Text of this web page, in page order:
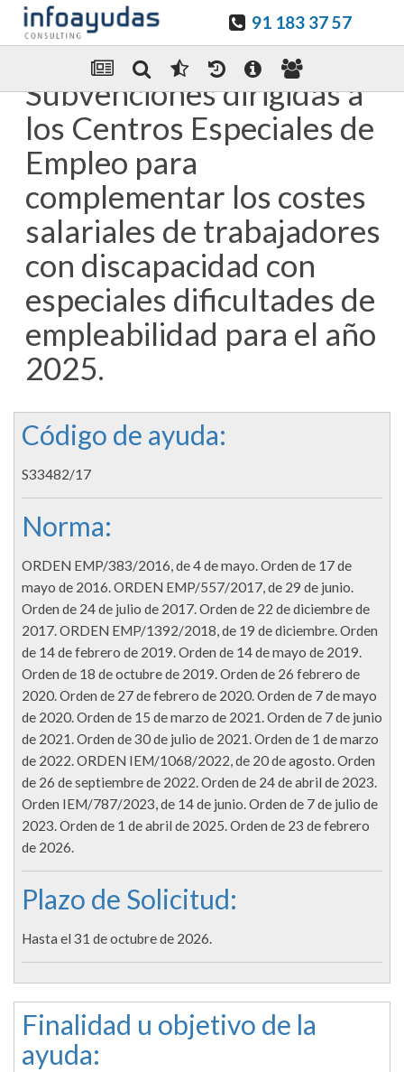
91 183 37 57
Enviar Por email
Subvenciones dirigidas a
los Centros Especiales de
Empleo para
complementar los costes
salariales de trabajadores
con discapacidad con
especiales dificultades de
empleabilidad para el año
2025.
Código de ayuda:
S33482/17
Norma:
ORDEN EMP/383/2016, de 4 de mayo. Orden de 17 de
mayo de 2016. ORDEN EMP/557/2017, de 29 de junio.
Orden de 24 de julio de 2017. Orden de 22 de diciembre de
2017. ORDEN EMP/1392/2018, de 19 de diciembre. Orden
de 14 de febrero de 2019. Orden de 14 de mayo de 2019.
Orden de 18 de octubre de 2019. Orden de 26 febrero de
2020. Orden de 27 de febrero de 2020. Orden de 7 de mayo
de 2020. Orden de 15 de marzo de 2021. Orden de 7 de junio
de 2021. Orden de 30 de julio de 2021. Orden de 1 de marzo
de 2022. ORDEN IEM/1068/2022, de 20 de agosto. Orden
de 26 de septiembre de 2022. Orden de 24 de abril de 2023.
Orden IEM/787/2023, de 14 de junio. Orden de 7 de julio de
2023. Orden de 1 de abril de 2025. Orden de 23 de febrero
de 2026.
Plazo de Solicitud:
Hasta el 31 de octubre de 2026.
Finalidad u objetivo de la
ayuda: